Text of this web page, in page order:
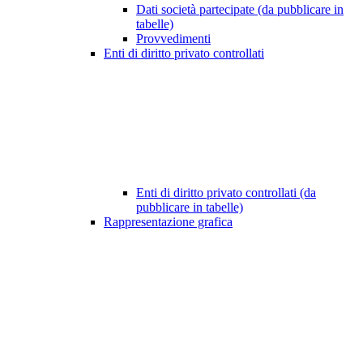
Dati società partecipate (da pubblicare in
tabelle)
Provvedimenti
Enti di diritto privato controllati
Enti di diritto privato controllati (da
pubblicare in tabelle)
Rappresentazione grafica